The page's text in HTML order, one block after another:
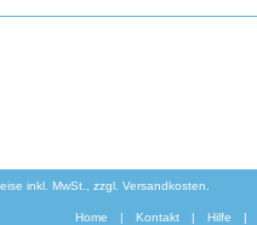
inkl. MwSt., zzgl. Versandkosten.
Home | Kontakt | Hilfe
|